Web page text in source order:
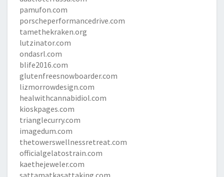
pamufon.com
porscheperformancedrive.com
tamethekraken.org
lutzinator.com
ondasrl.com
blife2016.com
glutenfreesnowboarder.com
lizmorrowdesign.com
healwithcannabidiol.com
kioskpages.com
trianglecurry.com
imagedum.com
thetowerswellnessretreat.com
officialgelatostrain.com
kaethejeweler.com